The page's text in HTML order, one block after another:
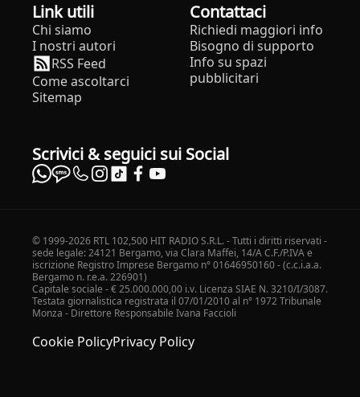
Link utili
Chi siamo
I nostri autori
RSS Feed
Come ascoltarci
Sitemap
Contattaci
Richiedi maggiori info
Bisogno di supporto
Info su spazi
pubblicitari
Scrivici & seguici sui Social
© 1999-2026 RTL 102,500 HIT RADIO S.R.L. - Tutti i diritti riservati -
sede legale: 24121 Bergamo, via Clara Maffei, 14/A C.F./P.IVA e
iscrizione Registro Imprese Bergamo n° 01646950160 - (c.c.i.a.a.
Bergamo n. r.e.a. 226901)
Capitale sociale - € 25.000.000,00 i.v. Licenza SIAE N. 3210/I/3087.
Testata giornalistica registrata il 07/01/2010 al n° 1972 Tribunale
Monza - Direttore Responsabile Ivana Faccioli
Cookie PolicyPrivacy Policy